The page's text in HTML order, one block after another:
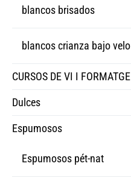
blancos brisados
blancos crianza bajo velo
CURSOS DE VI I FORMATGE
Dulces
Espumosos
Espumosos pét-nat